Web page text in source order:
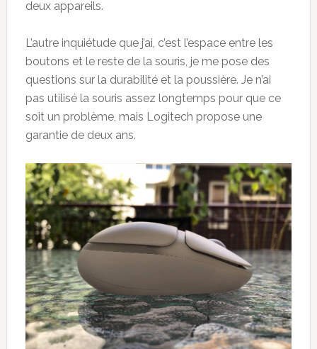
deux appareils.
L’autre inquiétude que j’ai, c’est l’espace entre les
boutons et le reste de la souris, je me pose des
questions sur la durabilité et la poussière. Je n’ai
pas utilisé la souris assez longtemps pour que ce
soit un problème, mais Logitech propose une
garantie de deux ans.